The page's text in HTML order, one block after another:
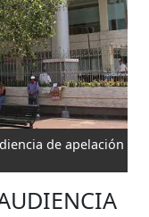
de apelación